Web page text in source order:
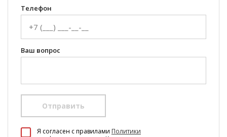
Телефон
Ваш вопрос
Отправить
Я согласен c правилами Политики